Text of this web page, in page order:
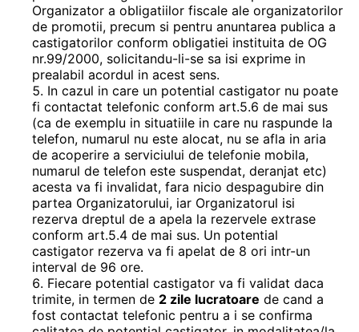
Organizator a obligatiilor fiscale ale organizatorilor
de promotii, precum si pentru anuntarea publica a
castigatorilor conform obligatiei instituita de OG
nr.99/2000, solicitandu-li-se sa isi exprime in
prealabil acordul in acest sens.
In cazul in care un potential castigator nu poate
fi contactat telefonic conform art.5.6 de mai sus
(ca de exemplu in situatiile in care nu raspunde la
telefon, numarul nu este alocat, nu se afla in aria
de acoperire a serviciului de telefonie mobila,
numarul de telefon este suspendat, deranjat etc)
acesta va fi invalidat, fara nicio despagubire din
partea Organizatorului, iar Organizatorul isi
rezerva dreptul de a apela la rezervele extrase
conform art.5.4 de mai sus. Un potential
castigator rezerva va fi apelat de 8 ori intr-un
interval de 96 ore.
Fiecare potential castigator va fi validat daca
trimite, in termen de 2 zile lucratoare de cand a
fost contactat telefonic pentru a i se confirma